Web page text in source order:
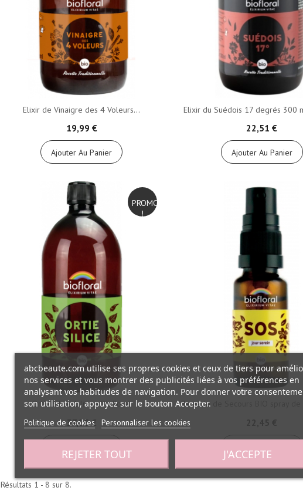
Elixir de Vinaigre des 4 Voleurs...
19,99 €
Ajouter Au Panier
Elixir du Suédois 17 degrés 300
22,51 €
Ajouter Au Panier
PROMO
!
Ortie Silice 1 litre - Biofloral
37,25 €
Remède de Secours BIO spray
Résultats 1 - 8 sur 8.
abcbeaute.com utilise ses propres cookies et ceux de tiers pour
nos services et vous montrer des publicités liées à vos préférences en
analysant vos habitudes de navigation. Pour donner votre
son utilisation, appuyez sur le bouton Accepter.
Politique de cookies Personnaliser les cookies
REJETER TOUT J'ACCEPTE